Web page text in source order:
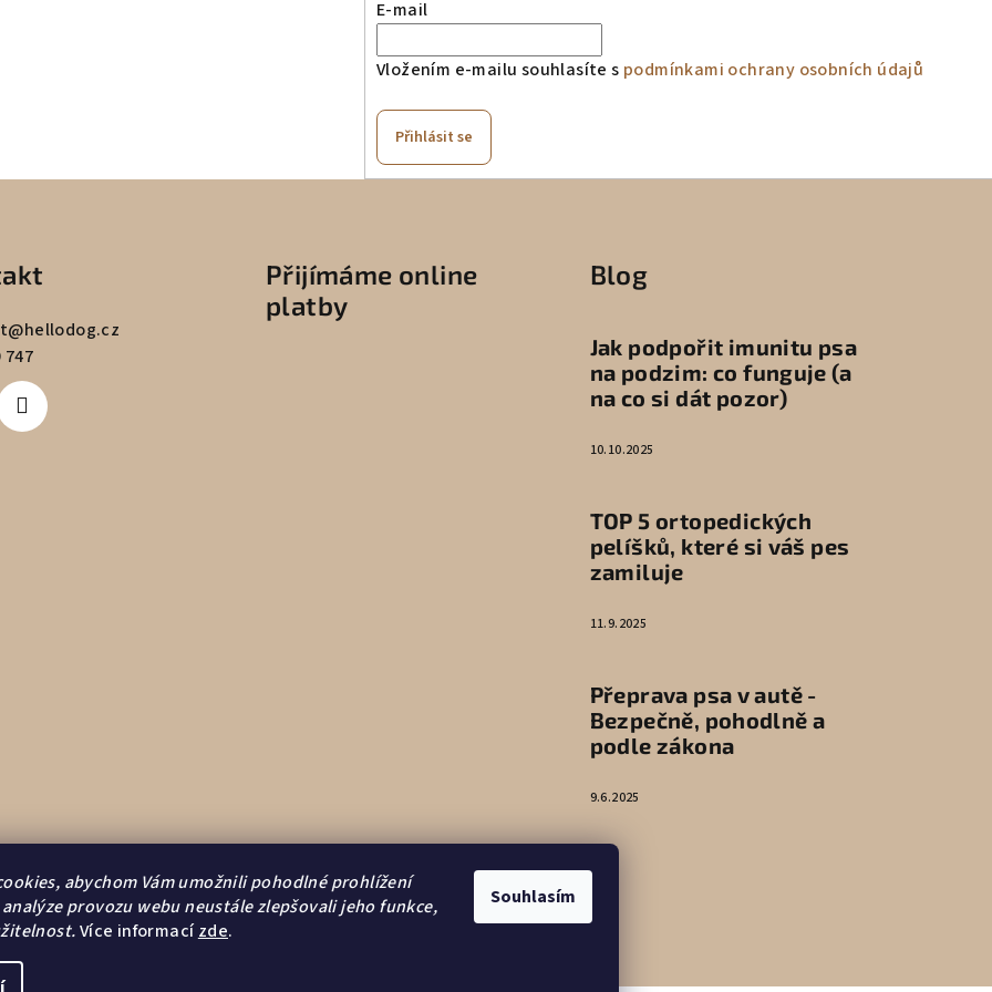
abychom Vám umožnili pohodlné prohlížení
provozu webu neustále zlepšovali jeho funkce,
Více informacízde.
Souhlasím
E-mail
Vložením e-mailu souhlasíte s podmínkami ochrany osobních údajů
Přihlásit se
@hellodog.cz
747
Přijímáme online
platby
Blog
Jak podpořit imunitu psa
na podzim: co funguje (a
na co si dát pozor)
10.10.2025
TOP 5 ortopedických
pelíšků, které si váš pes
zamiluje
11.9.2025
Přeprava psa v autě -
Bezpečně, pohodlně a
podle zákona
9.6.2025
Vytvořilo s